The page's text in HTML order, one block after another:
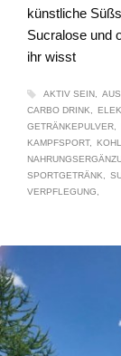
künstliche
Sucralose und
ihr wisst
AKTIV SEIN
CARBO DRINK
GETRÄNKEPULVER
KAMPFSPORT
SPORTGETRÄNK
VERPFLEGUNG